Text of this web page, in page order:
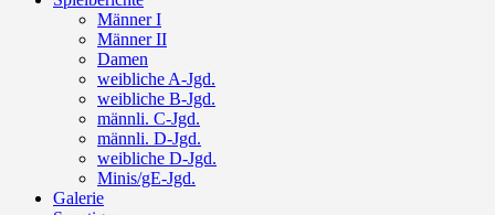
Männer I
Männer II
Damen
weibliche A-Jgd.
weibliche B-Jgd.
männli. C-Jgd.
männli. D-Jgd.
weibliche D-Jgd.
Minis/gE-Jgd.
Galerie